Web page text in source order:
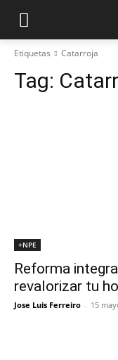
Etiquetas Catarroja
Tag:
+NPE
Reforma
revalorizar tu
Jose Luis Ferreiro - 15